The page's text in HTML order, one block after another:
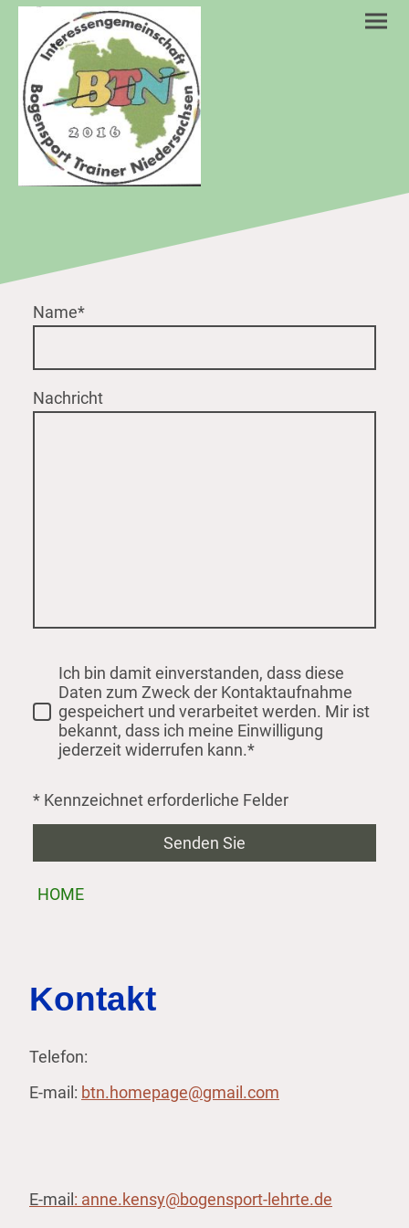
Name*
Nachricht
Ich bin damit einverstanden, dass diese
Daten zum Zweck der Kontaktaufnahme
gespeichert und verarbeitet werden. Mir ist
bekannt, dass ich meine Einwilligung
jederzeit widerrufen kann.*
* Kennzeichnet erforderliche Felder
Senden Sie
HOME
Kontakt
Telefon:
E-mail: btn.homepage@gmail.com
E-mail: anne.kensy@bogensport-lehrte.de